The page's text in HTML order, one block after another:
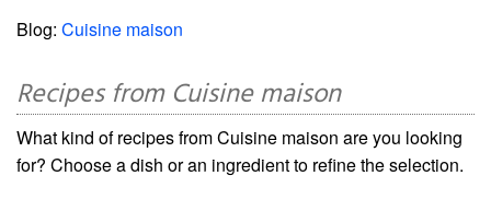
Blog: Cuisine maison
Recipes from Cuisine maison
What kind of recipes from Cuisine maison are you looking
for? Choose a dish or an ingredient to refine the selection.